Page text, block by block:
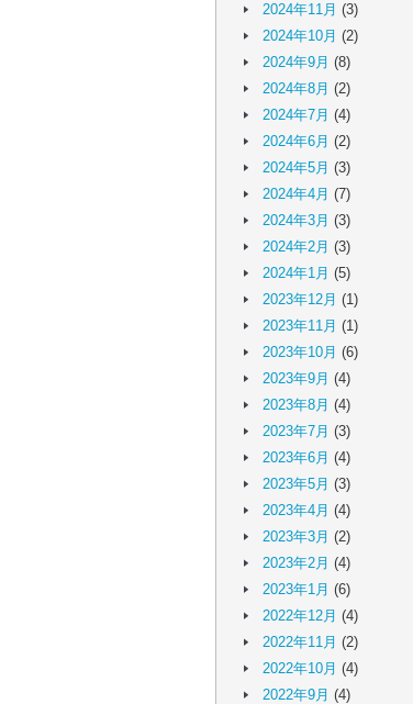
2024年11月 (3)
2024年10月 (2)
2024年9月 (8)
2024年8月 (2)
2024年7月 (4)
2024年6月 (2)
2024年5月 (3)
2024年4月 (7)
2024年3月 (3)
2024年2月 (3)
2024年1月 (5)
2023年12月 (1)
2023年11月 (1)
2023年10月 (6)
2023年9月 (4)
2023年8月 (4)
2023年7月 (3)
2023年6月 (4)
2023年5月 (3)
2023年4月 (4)
2023年3月 (2)
2023年2月 (4)
2023年1月 (6)
2022年12月 (4)
2022年11月 (2)
2022年10月 (4)
2022年9月 (4)